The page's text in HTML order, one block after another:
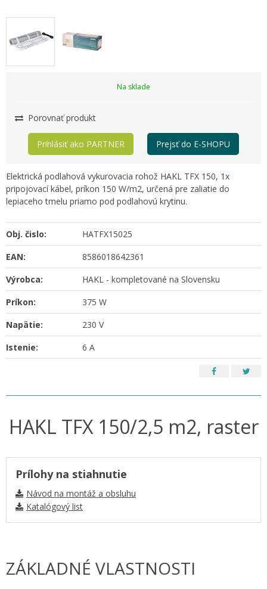
Na sklade
Porovnať produkt
Prihlásiť ako PARTNER Prejsť do E-SHOPU
Elektrická podlahová vykurovacia rohož HAKL TFX 150, 1x
pripojovací kábel, príkon 150 W/m2, určená pre zaliatie do
lepiaceho tmelu priamo pod podlahovú krytinu.
Obj. čislo:
HATFX15025
EAN:
8586018642361
Výrobca:
HAKL - kompletované na Slovensku
Príkon:
375 W
Napätie:
230 V
Istenie:
6 A
HAKL TFX 150/2,5 m2, raster
Prílohy na stiahnutie
Návod na montáž a obsluhu
Katalógový list
ZÁKLADNÉ VLASTNOSTI